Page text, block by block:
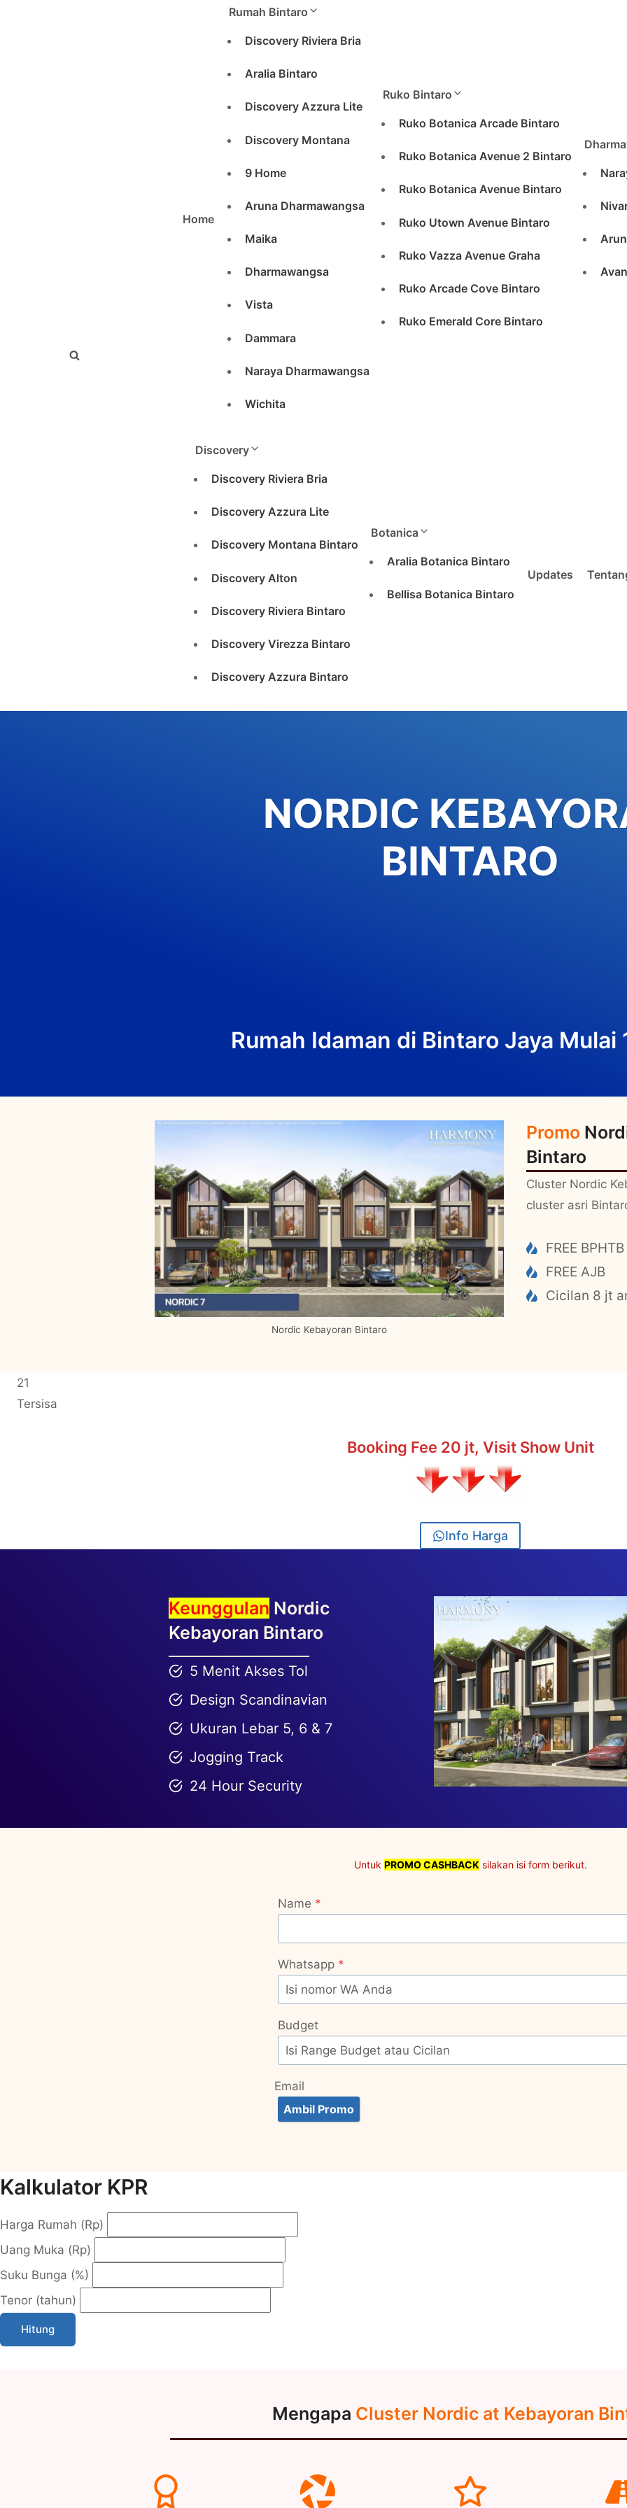
Home
Rumah Bintaro
Discovery Riviera Bria
Aralia Bintaro
Discovery Azzura Lite
Discovery Montana
9 Home
Aruna Dharmawangsa
Maika
Dharmawangsa
Vista
Dammara
Naraya Dharmawangsa
Wichita
Ruko Bintaro
Ruko Botanica Arcade Bintaro
Ruko Botanica Avenue 2 Bintaro
Ruko Botanica Avenue Bintaro
Ruko Utown Avenue Bintaro
Ruko Vazza Avenue Graha
Ruko Arcade Cove Bintaro
Ruko Emerald Core Bintaro
Discovery
Discovery Riviera Bria
Discovery Azzura Lite
Discovery Montana Bintaro
Discovery Alton
Discovery Riviera Bintaro
Discovery Virezza Bintaro
Discovery Azzura Bintaro
Botanica
Aralia Botanica Bintaro
Bellisa Botanica Bintaro
Updates
NORDIC
BINTARO
Rumah Idaman di Bintaro Jaya Mulai
Nordic Kebayoran Bintaro
Promo
Bintaro
Cluster Nordic
cluster asri
FREE BPHTB
FREE AJB
Cicilan 8 jt
21
Tersisa
Booking Fee 20 jt, Visit Show Unit
Info Harga
Keunggulan Nordic
Kebayoran Bintaro
5 Menit Akses Tol
Design Scandinavian
Ukuran Lebar 5, 6 & 7
Jogging Track
24 Hour Security
Untuk PROMO CASHBACK silakan isi form berikut.
Name *
Whatsapp *
Budget
Email
Ambil Promo
Kalkulator KPR
Harga Rumah (Rp)
Uang Muka (Rp)
Suku Bunga (%)
Tenor (tahun)
Hitung
Mengapa Cluster Nordic at Kebayoran